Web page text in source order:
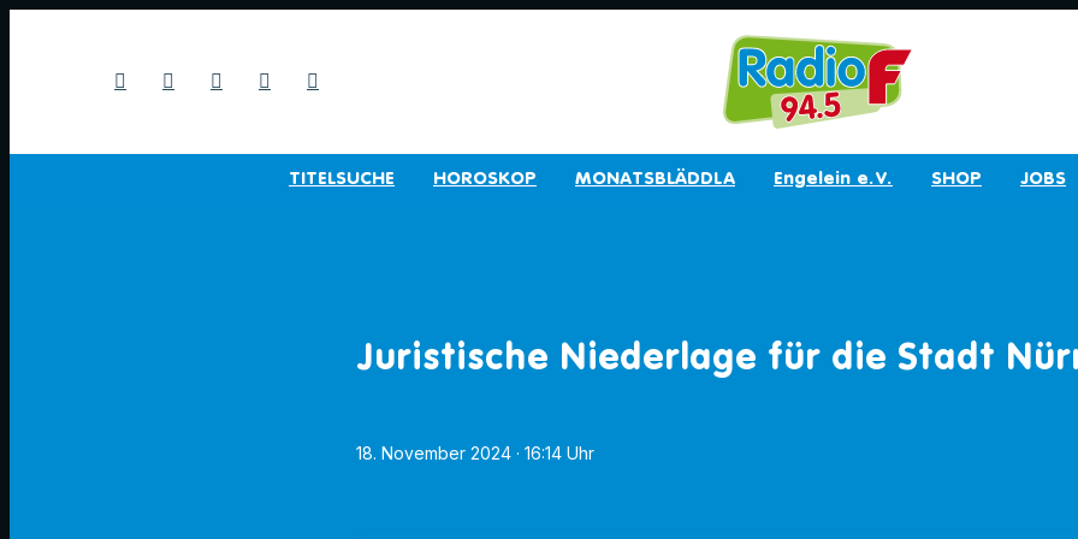
TITELSUCHE HOROSKOP MONATSBLÄDDLA Engelein e.V. SHOP JOBS
Juristische Niederlage für die Stadt
18. November 2024 · 16:14 Uhr